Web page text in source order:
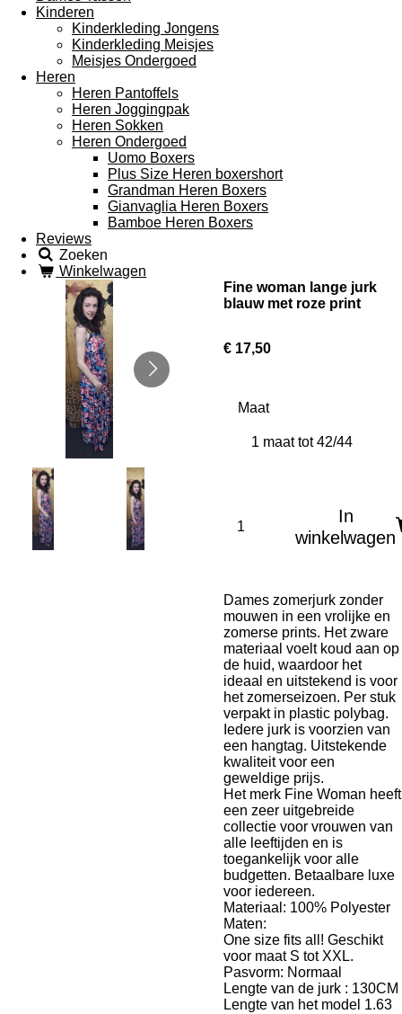
Kinderen
Kinderkleding Jongens
Kinderkleding Meisjes
Meisjes Ondergoed
Heren
Heren Pantoffels
Heren Joggingpak
Heren Sokken
Heren Ondergoed
Uomo Boxers
Plus Size Heren boxershort
Grandman Heren Boxers
Gianvaglia Heren Boxers
Bamboe Heren Boxers
Reviews
Zoeken
Winkelwagen
Fine woman lange jurk
blauw met roze print
€ 17,50
Maat
In
winkelwagen
Dames zomerjurk zonder
mouwen in een vrolijke en
zomerse prints. Het zware
materiaal voelt koud aan op
de huid, waardoor het
ideaal en uitstekend is voor
het zomerseizoen. Per stuk
verpakt in plastic polybag.
Iedere jurk is voorzien van
een hangtag. Uitstekende
kwaliteit voor een
geweldige prijs.
Het merk Fine Woman heeft
een zeer uitgebreide
collectie voor vrouwen van
alle leeftijden en is
toegankelijk voor alle
budgetten. Betaalbare luxe
voor iedereen.
Materiaal: 100% Polyester
Maten:
One size fits all! Geschikt
voor maat S tot XXL.
Pasvorm: Normaal
Lengte van de jurk : 130CM
Lengte van het model 1.63